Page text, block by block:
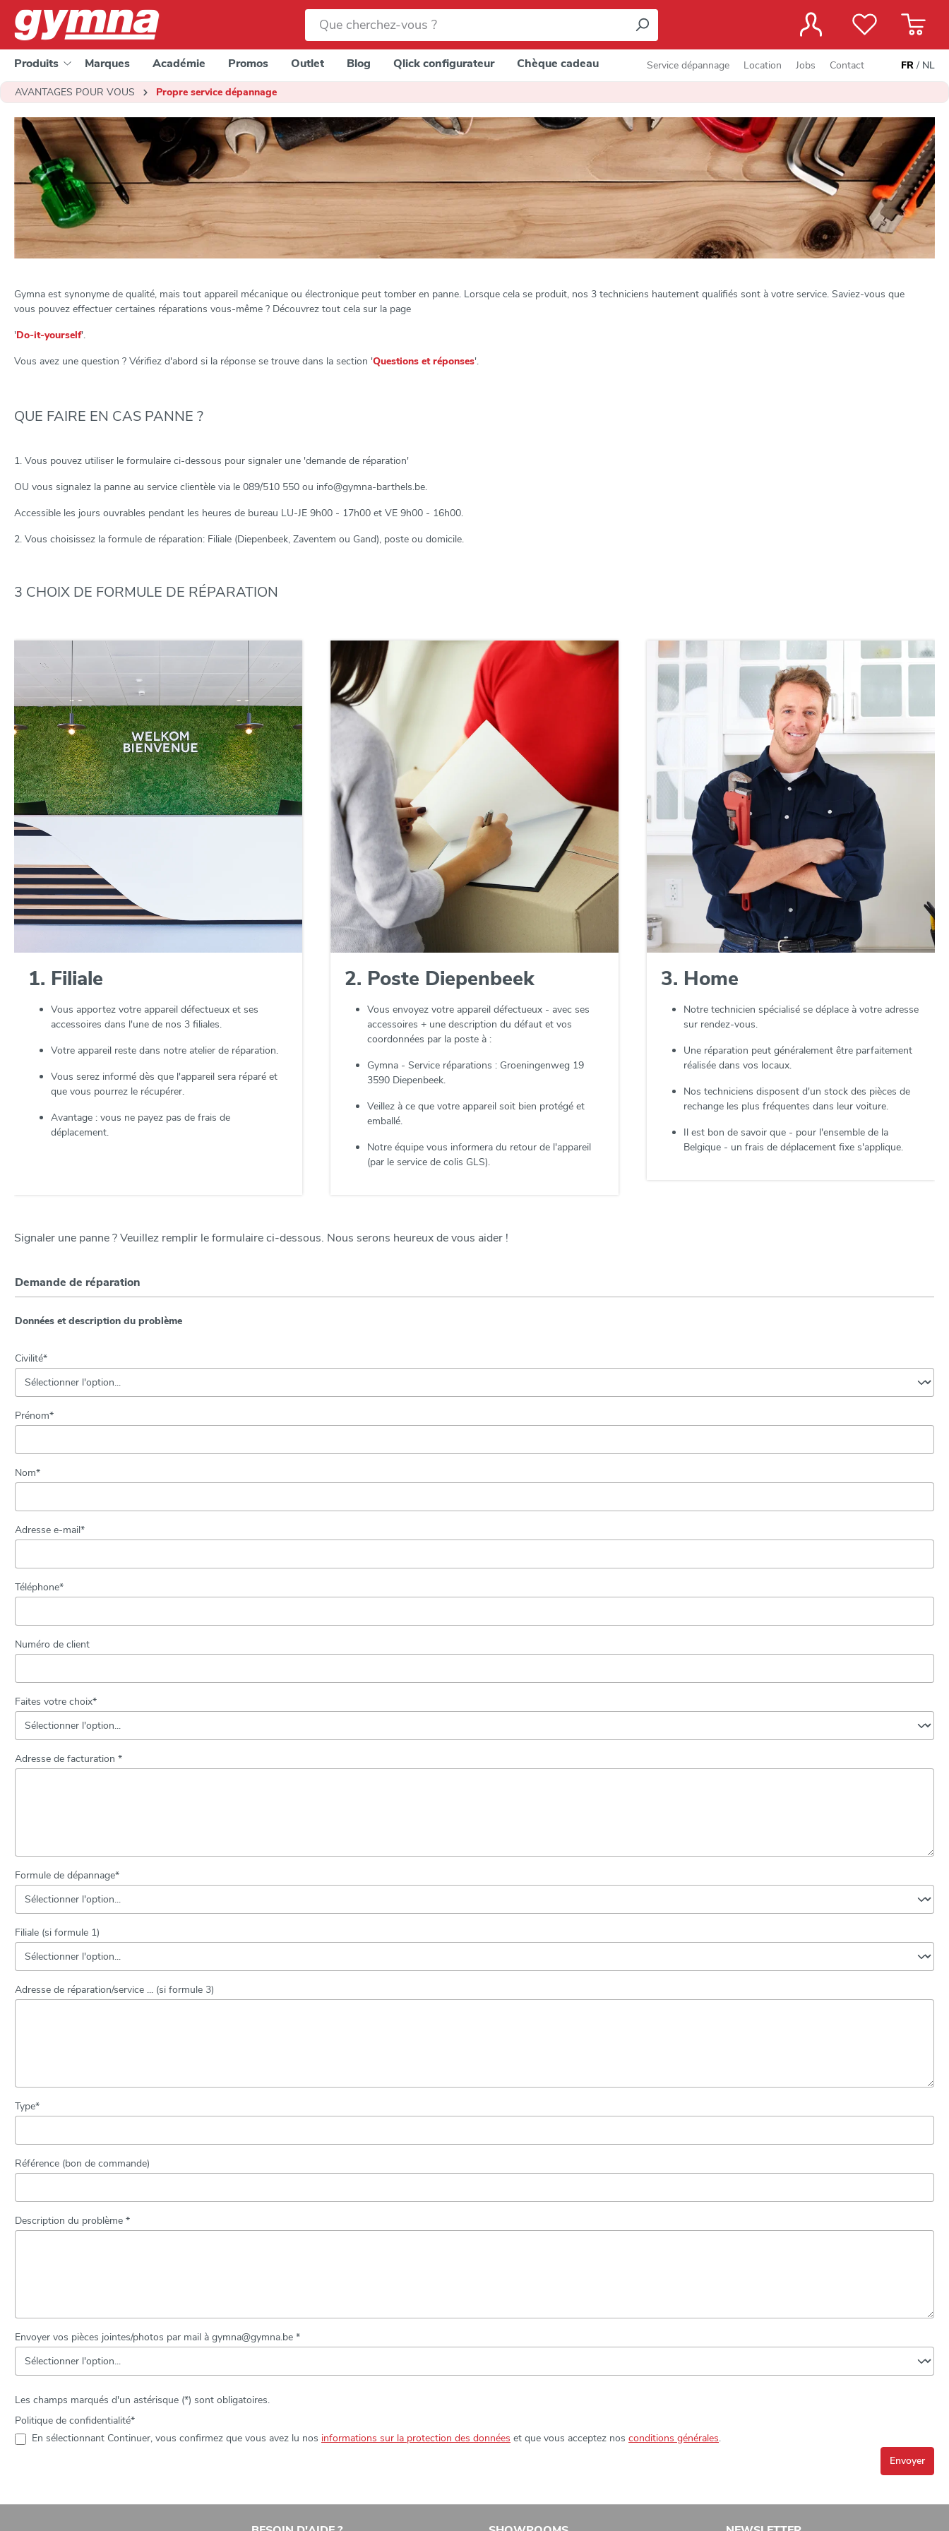
recherche Passer à la navigation principale
Produits Marques Académie Promos Outlet Blog Qlick configurateur Chèque cadeau Service dépannage Location Jobs Contact FR / NL
AVANTAGES POUR VOUS
Propre service dépannage
Gymna est synonyme de qualité, mais tout appareil mécanique ou électronique peut tomber en panne. Lorsque cela se produit, nos 3 techniciens hautement qualifiés sont à votre service. Saviez-vous que
vous pouvez effectuer certaines réparations vous-même ? Découvrez tout cela sur la page
'Do-it-yourself'.
Vous avez une question ? Vérifiez d'abord si la réponse se trouve dans la section 'Questions et réponses'.
QUE FAIRE EN CAS PANNE ?
1. Vous pouvez utiliser le formulaire ci-dessous pour signaler une 'demande de réparation'
OU vous signalez la panne au service clientèle via le 089/510 550 ou info@gymna-barthels.be.
Accessible les jours ouvrables pendant les heures de bureau LU-JE 9h00 - 17h00 et VE 9h00 - 16h00.
2. Vous choisissez la formule de réparation: Filiale (Diepenbeek, Zaventem ou Gand), poste ou domicile.
3 CHOIX DE FORMULE DE RÉPARATION
1. Filiale
Vous apportez votre appareil défectueux et ses
accessoires dans l'une de nos 3 filiales.
Votre appareil reste dans notre atelier de réparation.
Vous serez informé dès que l'appareil sera réparé et
que vous pourrez le récupérer.
Avantage : vous ne payez pas de frais de
déplacement.
2. Poste Diepenbeek
Vous envoyez votre appareil défectueux - avec ses
accessoires + une description du défaut et vos
coordonnées par la poste à :
Gymna - Service réparations : Groeningenweg 19
3590 Diepenbeek.
Veillez à ce que votre appareil soit bien protégé et
emballé.
Notre équipe vous informera du retour de l'appareil
(par le service de colis GLS).
3. Home
Notre technicien spécialisé se déplace à votre adresse
sur rendez-vous.
Une réparation peut généralement être parfaitement
réalisée dans vos locaux.
Nos techniciens disposent d'un stock des pièces de
rechange les plus fréquentes dans leur voiture.
Il est bon de savoir que - pour l'ensemble de la
Belgique - un frais de déplacement fixe s'applique.
Signaler une panne ? Veuillez remplir le formulaire ci-dessous. Nous serons heureux de vous aider !
Demande de réparation
Données et description du problème
Civilité*
Prénom*
Nom*
Adresse e-mail*
Téléphone*
Numéro de client
Faites votre choix*
Adresse de facturation *
Formule de dépannage*
Filiale (si formule 1)
Adresse de réparation/service ... (si formule 3)
Type*
Référence (bon de commande)
Description du problème *
Envoyer vos pièces jointes/photos par mail à gymna@gymna.be *
Les champs marqués d'un astérisque (*) sont obligatoires.
Politique de confidentialité*
En sélectionnant Continuer, vous confirmez que vous avez lu nos informations sur la protection des données et que vous acceptez nos conditions générales.
Envoyer